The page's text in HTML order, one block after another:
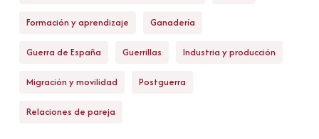
Formación y aprendizaje Ganadería
Guerra de España Guerrillas Industria y producción
Migración y movilidad Postguerra
Relaciones de pareja